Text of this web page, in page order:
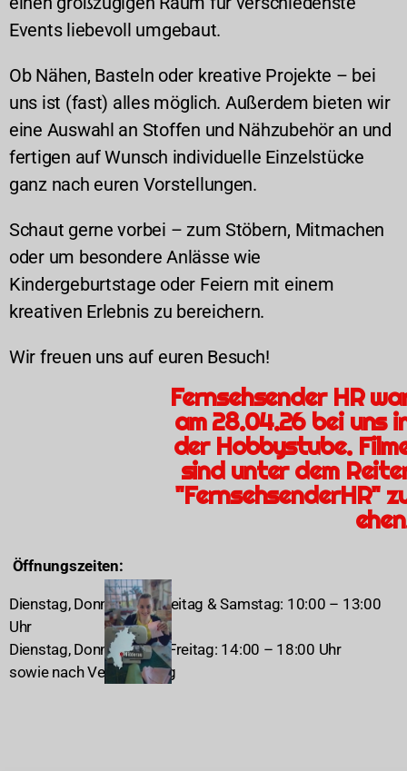
Events liebevoll umgebaut.
Ob Nähen, Basteln oder kreative Projekte – bei
uns ist (fast) alles möglich. Außerdem bieten wir
eine Auswahl an Stoffen und Nähzubehör an und
fertigen auf Wunsch individuelle Einzelstücke
ganz nach euren Vorstellungen.
Schaut gerne vorbei – zum Stöbern, Mitmachen
oder um besondere Anlässe wie
Kindergeburtstage oder Feiern mit einem
kreativen Erlebnis zu bereichern.
Wir freuen uns auf euren Besuch!
Fernsehsender HR
am 28.04.26 bei uns
der Hobbystube.
sind unter dem
"FernsehsenderHR"
Öffnungszeiten:
Dienstag, Donnerstag, Freitag & Samstag: 10:00 – 13:00
Uhr
Dienstag, Donnerstag & Freitag: 14:00 – 18:00 Uhr
sowie nach Vereinbarung